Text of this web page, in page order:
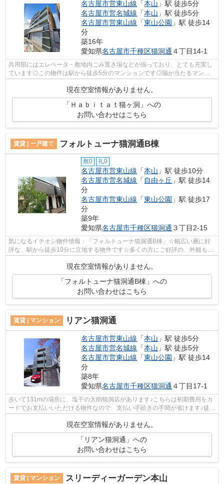
名古屋市営東山線 「本山 」駅 徒歩5分
名古屋市営名城線 「本山 」駅 徒歩5分
名古屋市営東山線 「東山公園 」駅 徒歩14
分
築16年
愛知県名古屋市千種区猫洞通 ４丁目14-1
共用部にはエレベータ・敷地内ごみ置き場などが揃っており、とても充実し
ています◎この物件は駅から徒歩5分のマンションです◎陽が当たるマンシ
現在空室情報がありません。
「Ｈａｂｉｔａｔ猫ヶ洞」への
お問い合わせはこちら
賃貸 | 一戸建て フォルトューナ猫洞通B棟
敷0 礼0
名古屋市営東山線 「本山 」駅 徒歩10分
名古屋市営名城線 「 自由ヶ丘 」駅 徒歩14
分
名古屋市営東山線 「東山公園 」駅 徒歩17
分
築9年
愛知県名古屋市千種区猫洞通 ３丁目2-15
気になるイチオシ物件情報：「フォルトューナ猫洞通B棟」☆幅広い層に好
評な、駅から徒歩10分に立地する物件です☆多くの方にご好評の、外観も綺
現在空室情報がありません。
「フォルトューナ猫洞通B棟」への
お問い合わせはこちら
賃貸 | マンション リアン猫洞通
名古屋市営東山線 「本山 」駅 徒歩5分
名古屋市営名城線 「本山 」駅 徒歩5分
名古屋市営東山線 「東山公園 」駅 徒歩14
分
築8年
愛知県名古屋市千種区猫洞通 ４丁目17-1
歩いて131mの場所に、塩干の太助猫洞店があります♪こちらは初期費用をカ
ードでお支払いいただける物件なので、支払い手続きの手間が省けます♪徒歩
5分に駅がある物件です♪こちらはマン...
現在空室情報がありません。
「リアン猫洞通」への
お問い合わせはこちら
賃貸 | マンション スリーディーガーデン本山